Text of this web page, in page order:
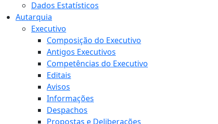
Dados Estatísticos
Autarquia
Executivo
Composição do Executivo
Antigos Executivos
Competências do Executivo
Editais
Avisos
Informações
Despachos
Propostas e Deliberações